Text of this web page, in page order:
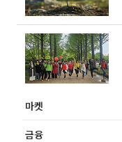
마켓
금융